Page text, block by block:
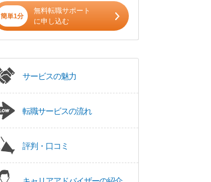
パート(週4日～5日)
簡単1分
無料転職サポート
に申し込む
サービスの魅力
転職サービスの流れ
評判・口コミ